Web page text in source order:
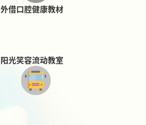
外借口腔健康教材
阳光笑容流动教室